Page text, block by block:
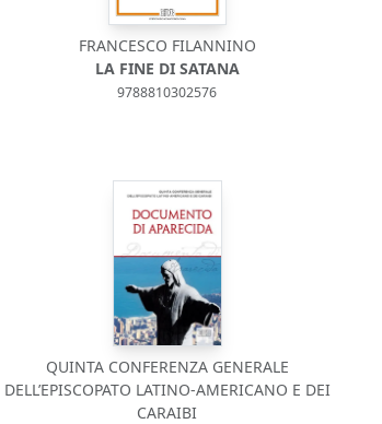
FRANCESCO FILANNINO
LA FINE DI SATANA
9788810302576
QUINTA CONFERENZA GENERALE
DELL’EPISCOPATO LATINO-AMERICANO E DEI
CARAIBI